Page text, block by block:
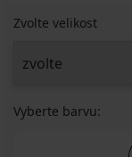
Zvolte velikost
Vyberte barvu: